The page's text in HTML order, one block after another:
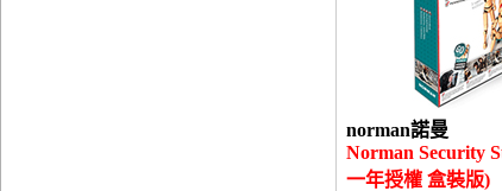
norman諾曼
Norman Security
一年授權 盒裝版)